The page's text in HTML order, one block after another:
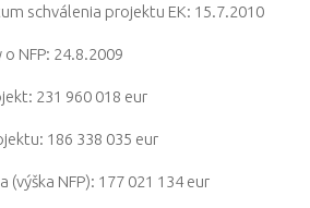
schválenia projektu EK: 15.7.2010
NFP: 24.8.2009
231 960 018 eur
186 338 035 eur
(výška NFP): 177 021 134 eur